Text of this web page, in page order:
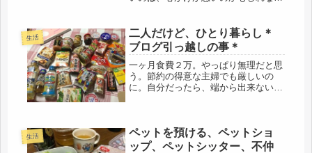
ω-`)だいいち、今日は雨、不仲な夫
も、御在宅です(´ﾟдﾟ｀)台風...
生活
二人だけど、ひとり暮らし＊
ブログ引っ越しの事＊
一ヶ月食費２万。やっぱり無理だと思
う。節約の得意な主婦でも厳しいの
に。自分だったら、端から出来ないな
になった。余裕ができたと言えば、そ
うだ...
生活
ペットを預ける、ペットショ
ップ、ペットシッター、不仲